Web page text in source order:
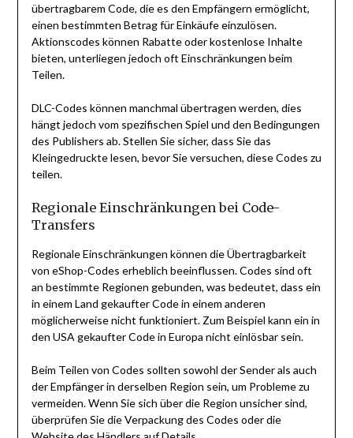
übertragbarem Code, die es den Empfängern ermöglicht,
einen bestimmten Betrag für Einkäufe einzulösen.
Aktionscodes können Rabatte oder kostenlose Inhalte
bieten, unterliegen jedoch oft Einschränkungen beim
Teilen.
DLC-Codes können manchmal übertragen werden, dies
hängt jedoch vom spezifischen Spiel und den Bedingungen
des Publishers ab. Stellen Sie sicher, dass Sie das
Kleingedruckte lesen, bevor Sie versuchen, diese Codes zu
teilen.
Regionale Einschränkungen bei Code-
Transfers
Regionale Einschränkungen können die Übertragbarkeit
von eShop-Codes erheblich beeinflussen. Codes sind oft
an bestimmte Regionen gebunden, was bedeutet, dass ein
in einem Land gekaufter Code in einem anderen
möglicherweise nicht funktioniert. Zum Beispiel kann ein in
den USA gekaufter Code in Europa nicht einlösbar sein.
Beim Teilen von Codes sollten sowohl der Sender als auch
der Empfänger in derselben Region sein, um Probleme zu
vermeiden. Wenn Sie sich über die Region unsicher sind,
überprüfen Sie die Verpackung des Codes oder die